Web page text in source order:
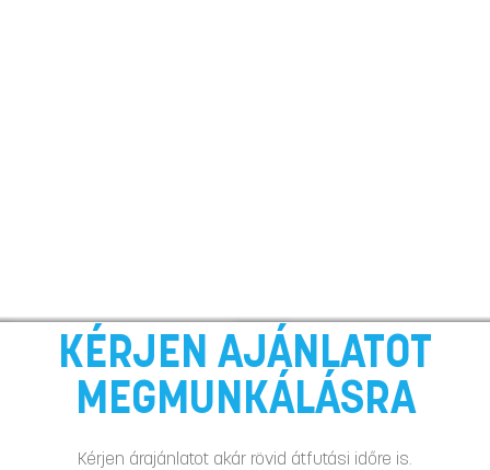
KÉRJEN AJÁNLATOT
MEGMUNKÁLÁSRA
Kérjen árajánlatot akár rövid átfutási időre is.